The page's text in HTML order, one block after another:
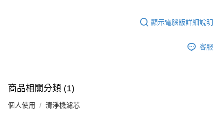
顯示電腦版詳細說明
客服
商品相關分類 (1)
個人使用 清淨機濾芯